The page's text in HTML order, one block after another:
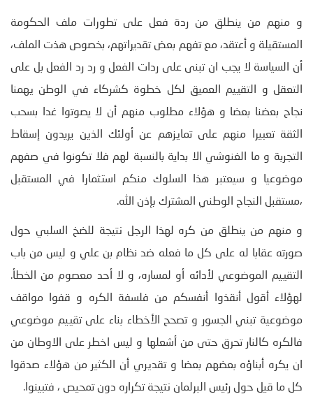
و منهم من ينطلق من ردة فعل على تطورات ملف الحكومة
المستقيلة و أعتقد، مع تفهم بعض تقديراتهم، بخصوص هذت الملف،
أن السياسة لا يجب ان تبنى على ردات الفعل و رد رد الفعل بل على
التعقل و التقييم العميق لكل خطوة كشركاء في الوطن يهمنا
نجاح بعضنا بعضا و هؤلاء مطلوب منهم أن لا يصوتوا غدا بسحب
الثقة تعبيرا منهم على تمايزهم عن أولئك الذين يريدون إسقاط
التجربة و ما الغنوشي الا بداية بالنسبة لهم فلا تكونوا في صفهم
موضوعيا و سيعتبر هذا السلوك منكم استثمارا في المستقبل
،مستقبل النجاح الوطني المشترك بإذن الله.
و منهم من ينطلق من كره لهذا الرجل نتيجة للضخ السلبي حول
صورته عقابا له على كل ما فعله ضد نظام بن علي و ليس من باب
التقييم الموضوعي لأدائه أو لمساره، و لا أحد معصوم من الخطأ.
لهؤلاء أقول أنقذوا أنفسكم من فلسفة الكره و قفوا مواقف
موضوعية تبني الجسور و تصحح الأخطاء بناء على تقييم موضوعي
فالكره كالنار تحرق حتى من أشعلها و ليس اخطر على الاوطان من
ان يكره أبناؤه بعضهم بعضا و تقديري أن الكثير من هؤلاء صدقوا
كل ما قيل حول رئيس البرلمان نتيجة تكراره دون تمحيص ، فتبينوا.